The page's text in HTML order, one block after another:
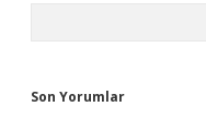
Son Yorumlar